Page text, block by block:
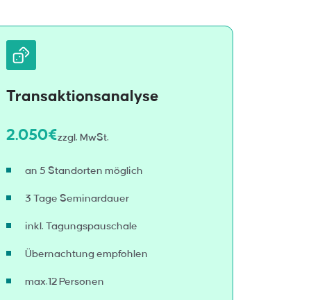
Transaktionsanalyse
2.050€zzgl. MwSt.
an 5 Standorten möglich
3 Tage Seminardauer
inkl. Tagungspauschale
Übernachtung empfohlen
max.12 Personen